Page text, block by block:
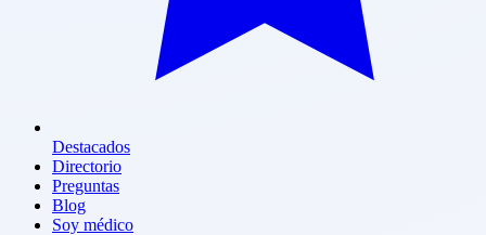
Destacados
Directorio
Preguntas
Blog
Soy médico